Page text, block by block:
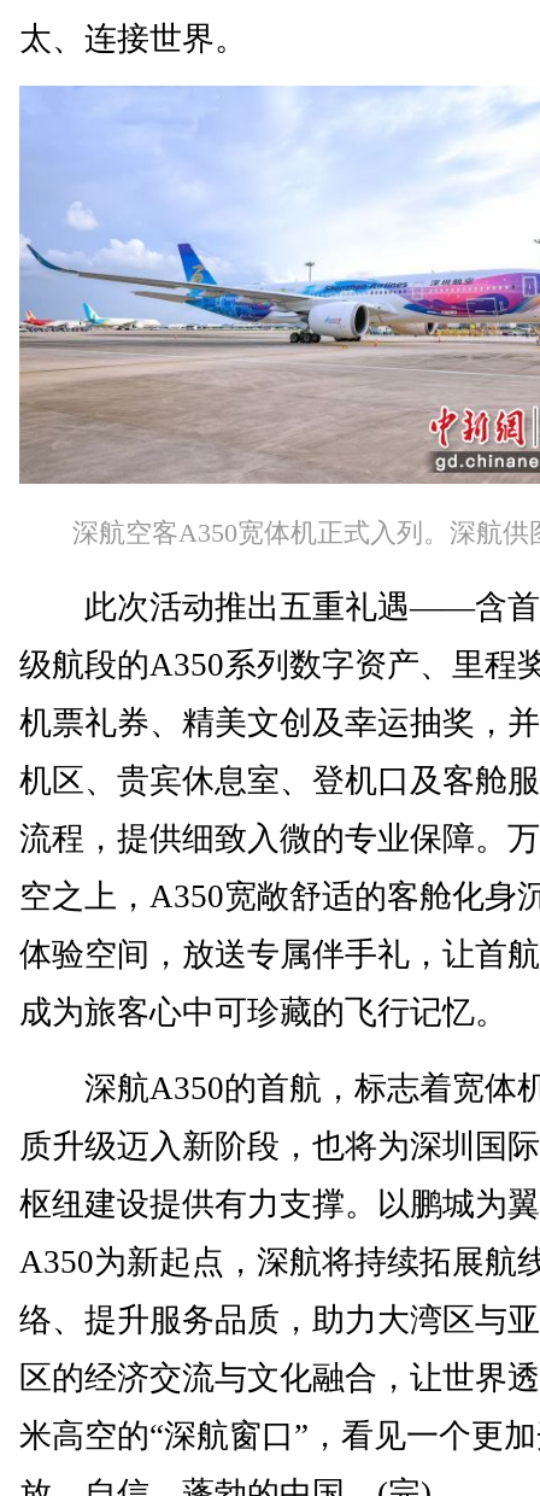
太、连接世界。
深航空客A350宽体机正式入列。深航供
此次活动推出五重礼遇——含首
级航段的A350系列数字资产、里程
机票礼券、精美文创及幸运抽奖，
机区、贵宾休息室、登机口及客舱
流程，提供细致入微的专业保障。
空之上，A350宽敞舒适的客舱化身
体验空间，放送专属伴手礼，让首
成为旅客心中可珍藏的飞行记忆。
深航A350的首航，标志着宽体
质升级迈入新阶段，也将为深圳国
枢纽建设提供有力支撑。以鹏城为
A350为新起点，深航将持续拓展航
络、提升服务品质，助力大湾区与
区的经济交流与文化融合，让世界
米高空的“深航窗口”，看见一个更